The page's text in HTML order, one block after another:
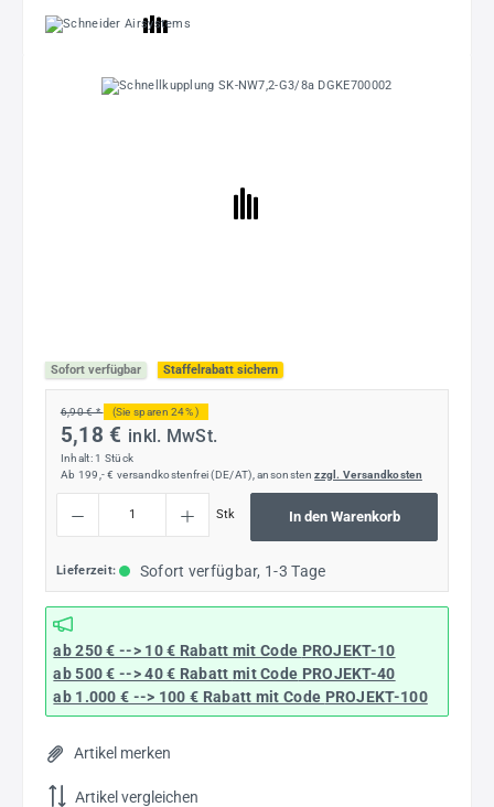
Durchschnittliche Bewertung von 5 von 5 Sternen
Bildergalerie überspringen
Sofort verfügbar Staffelrabatt sichern
6,90 € * (Sie sparen 24% )
5,18 € inkl. MwSt.
Inhalt: 1 Stück
Ab 199,- € versandkostenfrei (DE/AT), ansonstenzzgl. Versandkosten
Stk In den Warenkorb
Lieferzeit: Sofort verfügbar, 1-3 Tage
ab 250 € --> 10 € Rabatt mit Code PROJEKT-10
ab 500 € --> 40 € Rabatt mit Code PROJEKT-40
ab 1.000 € --> 100 € Rabatt mit Code PROJEKT-100
Artikel merken
Artikel vergleichen